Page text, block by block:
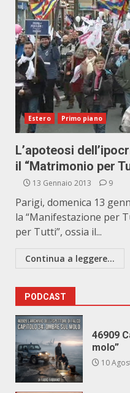
Estero Primo piano
L’apoteosi
il “Matrimonio per
13 Gennaio 2013 9
Parigi, domenica 13
la “Manifestazione per
per Tutti”, ossia il...
Continua a leggere...
PODCAST
46909
molo”
10